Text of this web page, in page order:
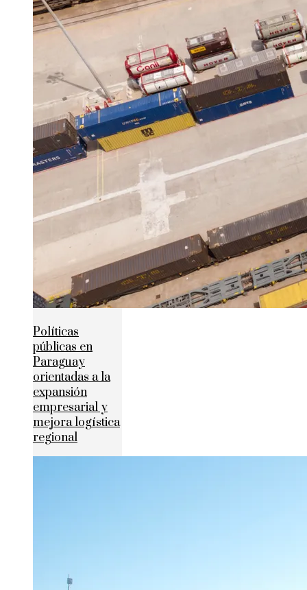
Políticas
públicas en
Paraguay
orientadas a la
expansión
empresarial y
mejora logística
regional